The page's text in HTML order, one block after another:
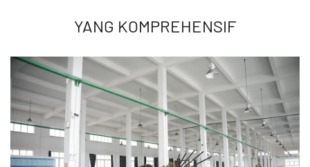
Ya, produk kami telah lulusTes CiT untuk
perlindungan lingkungandan tes Akademi Ilmu
Pengetahuan Batubara Tiongkok.Jiangsu Jintai
Penyegelan Teknologi Co, Ltd. telah membuat
manual manajemen kualitas yang baik dan
berkolaborasi dengan merek terkenal asing seperti
YANG KOMPREHENSIF